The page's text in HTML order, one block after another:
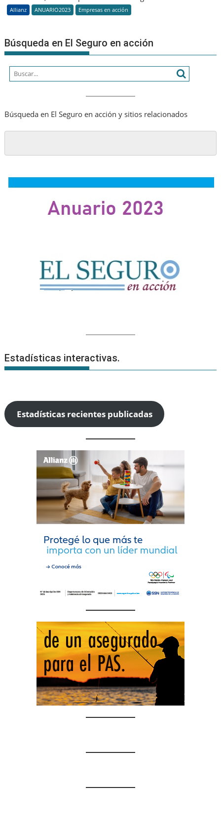
del
mundo
un
crecimiento
dígitos
valor
asciende
20.850
millones
USD
Allianz ANUARIO2023 Empresas en acción
Búsqueda en El Seguro en acción
Búsqueda en El Seguro en acción y sitios relacionados
Estadísticas interactivas.
Estadísticas recientes publicadas